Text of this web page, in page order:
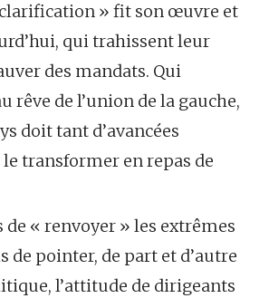
» fit son œuvre et
qui trahissent leur
des mandats. Qui
rêve de l’union de la gauche,
doit tant d’avancées
transformer en repas de
de « renvoyer » les extrêmes
de pointer, de part et d’autre
l’attitude de dirigeants